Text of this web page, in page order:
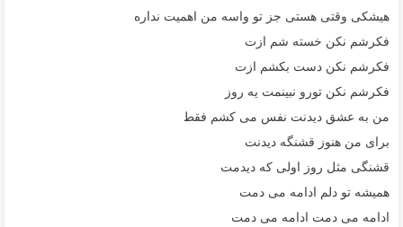
ﻫﻴﺸﻜﻰ وﻗﺘﻰ ﻫﺴﺘﻰ ﺟﺰ ﺗﻮ واﺳﻪ ﻣﻦ اﻫﻤﻴﺖ ﻧﺪاره
ﻓﻜﺮﺷﻢ ﻧﻜﻦ ﺧﺴﺘﻪ ﺷﻢ ازت
ﻓﻜﺮﺷﻢ ﻧﻜﻦ دﺳﺖ ﺑﻜﺸﻢ ازت
ﻓﻜﺮﺷﻢ ﻧﻜﻦ ﺗﻮرو ﻧﺒﻴﻨﻤﺖ ﻳﻪ روز
ﻣﻦ ﺑﻪ ﻋﺸﻖ دﻳﺪﻧﺖ ﻧﻔﺲ ﻣﻰ ﻛﺸﻢ ﻓﻘﻄ
ﺑﺮای ﻣﻦ ﻫﻨﻮز ﻗﺸﻨﮕﻪ دﻳﺪﻧﺖ
ﻗﺸﻨﮕﻰ ﻣﺜﻞ روز اوﻟﻰ ﻛﻪ دﻳﺪﻣﺖ
ﻫﻤﻴﺸﻪ ﺗﻮ دﻟﻢ اداﻣﻪ ﻣﻰ دﻣﺖ
اداﻣﻪ ﻣﻰ دﻣﺖ اداﻣﻪ ﻣﻰ دﻣﺖ